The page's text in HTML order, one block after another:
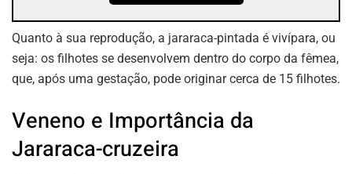
Quanto à sua reprodução, a jararaca-pintada é vivípara, ou
seja: os filhotes se desenvolvem dentro do corpo da fêmea,
que, após uma gestação, pode originar cerca de 15 filhotes.
Veneno e Importância da
Jararaca-cruzeira